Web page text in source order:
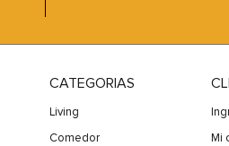
CATEGORIAS
Living
Comedor
Mi